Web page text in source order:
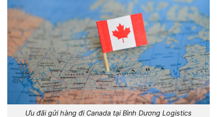
Ưu đãi gửi hàng đi Canada tại Bình Dương Logistics